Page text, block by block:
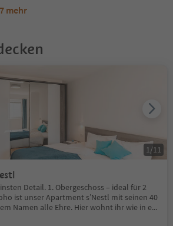
mehr
Detail. 1. Obergeschoss – ideal für 2
ist unser Apartment s’Nestl mit seinen 40
Namen alle Ehre. Hier wohnt ihr wie in e...
1 /11